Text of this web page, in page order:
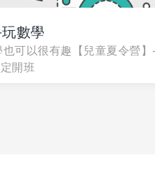
數學
也可以很有趣【兒童夏令營】
開班